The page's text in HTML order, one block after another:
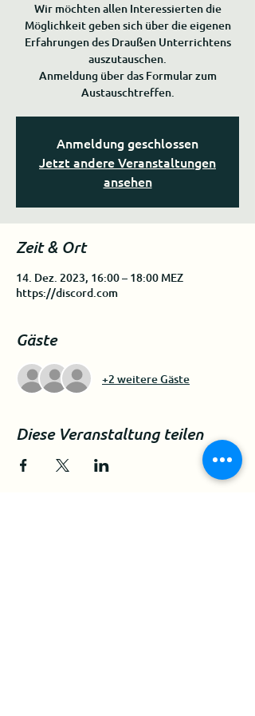
Wir möchten allen Interessierten die
Möglichkeit geben sich über die eigenen
Erfahrungen des Draußen Unterrichtens
auszutauschen.
Anmeldung über das Formular zum
Austauschtreffen.
Anmeldung geschlossen
Jetzt andere Veranstaltungen
ansehen
Zeit & Ort
14. Dez. 2023, 16:00 – 18:00 MEZ
https://discord.com
Gäste
+2 weitere Gäste
Diese Veranstaltung teilen